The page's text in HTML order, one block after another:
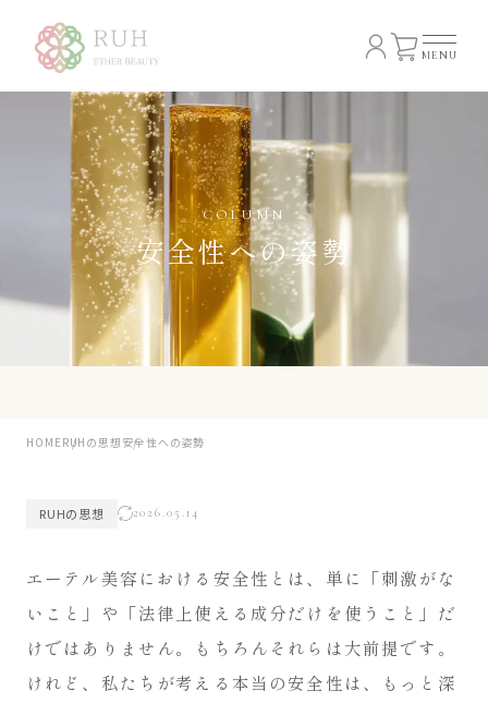
COLUMN
安全性への姿勢
H O M E RUH の 思想 安全性への姿勢
2026.05.14
RUHの思想
エーテル美容における安全性とは、単に「刺激がな
いこと」や「法律上使える成分だけを使うこと」だ
けではありません。もちろんそれらは大前提です。
けれど、私たちが考える本当の安全性は、もっと深